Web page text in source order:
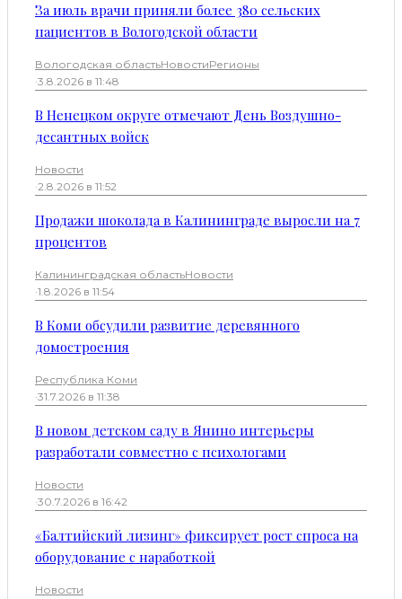
За июль врачи приняли более 380 сельских
пациентов в Вологодской области
Вологодская областьНовостиРегионы
·3.8.2026 в 11:48
В Ненецком округе отмечают День Воздушно-
десантных войск
Новости
·2.8.2026 в 11:52
Продажи шоколада в Калининграде выросли на 7
процентов
Калининградская областьНовости
·1.8.2026 в 11:54
В Коми обсудили развитие деревянного
домостроения
Республика Коми
·31.7.2026 в 11:38
В новом детском саду в Янино интерьеры
разработали совместно с психологами
Новости
·30.7.2026 в 16:42
«Балтийский лизинг» фиксирует рост спроса на
оборудование с наработкой
Новости